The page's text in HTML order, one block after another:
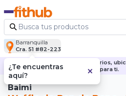
Barranquilla
Cra. 51 #82-223
Descubre nuestras sedes, horarios,
para ti.
Baimi
¿Te encuentras
aquí?